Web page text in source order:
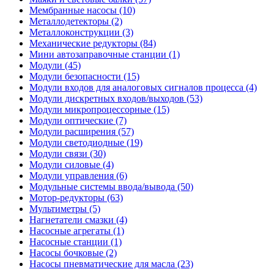
Мембранные насосы (10)
Металлодетекторы (2)
Металлоконструкции (3)
Механические редукторы (84)
Мини автозаправочные станции (1)
Модули (45)
Модули безопасности (15)
Модули входов для аналоговых сигналов процесса (4)
Модули дискретных входов/выходов (53)
Модули микропроцессорные (15)
Модули оптические (7)
Модули расширения (57)
Модули светодиодные (19)
Модули связи (30)
Модули силовые (4)
Модули управления (6)
Модульные системы ввода/вывода (50)
Мотор-редукторы (63)
Мультиметры (5)
Нагнетатели смазки (4)
Насосные агрегаты (1)
Насосные станции (1)
Насосы бочковые (2)
Насосы пневматические для масла (23)